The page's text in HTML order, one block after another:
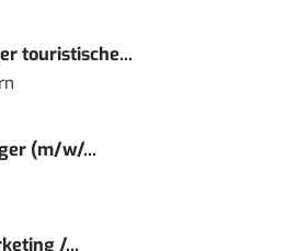
touristische...
(m/w/...
/...